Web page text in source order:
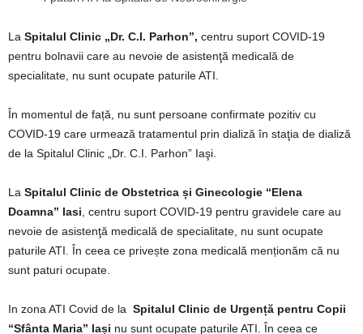
La Spitalul Clinic „Dr. C.I. Parhon”, centru suport COVID-19
pentru bolnavii care au nevoie de asistenţă medicală de
specialitate, nu sunt ocupate paturile ATI.
În momentul de față, nu sunt persoane confirmate pozitiv cu
COVID-19 care urmează tratamentul prin dializă în staţia de dializă
de la Spitalul Clinic „Dr. C.I. Parhon” Iaşi.
La Spitalul Clinic de Obstetrica și Ginecologie “Elena
Doamna” Iasi , centru suport COVID-19 pentru gravidele care au
nevoie de asistenţă medicală de specialitate, nu sunt ocupate
paturile ATI. În ceea ce privește zona medicală menționăm că nu
sunt paturi ocupate.
In zona ATI Covid de la Spitalul Clinic de Urgență pentru Copii
“Sfânta Maria” Iași nu sunt ocupate paturile ATI. În ceea ce